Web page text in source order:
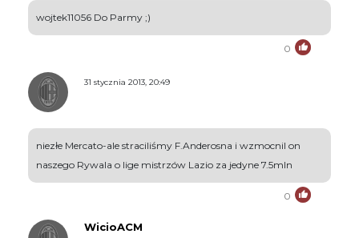
wojtek11056 Do Parmy ;)
0
31 stycznia 2013, 20:49
niezłe Mercato-ale straciliśmy F.Anderosna i wzmocnil on
naszego Rywala o lige mistrzów Lazio za jedyne 7.5mln
0
WicioACM